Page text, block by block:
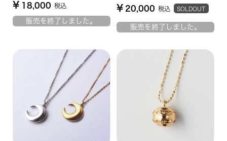
¥ 18,000 税込
販売を終了しました。
¥ 20,000 税込 SOLDOUT
販売を終了しました。